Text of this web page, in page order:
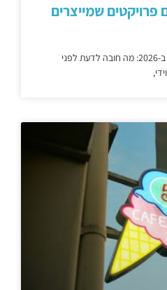
פרויקטים שמייצרים
פרויקטי נדל"ן של מאיר דוידי ב-2026: מה חובה לדעת לפני